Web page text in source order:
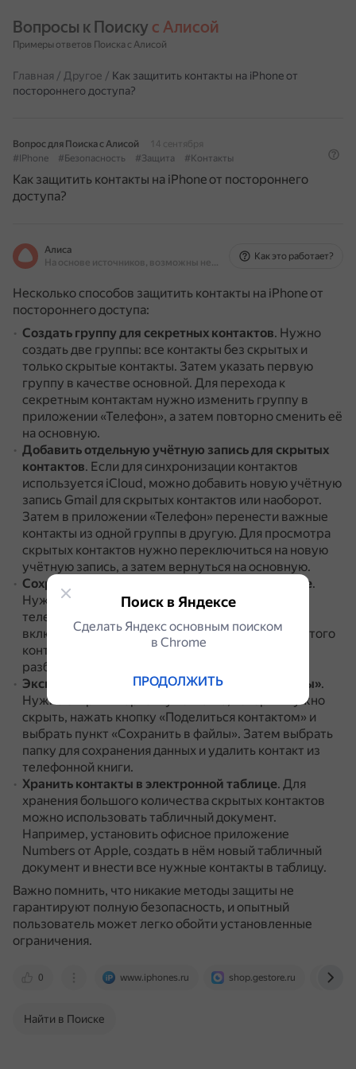
Вопросы к Поиску с Алисой
Примеры ответов Поиска с Алисой
Главная / Другое / Как защитить контакты на iPhone от
постороннего доступа?
Вопрос для Поиска с Алисой
14 сентября
#IPhone
#Безопасность #Защита #Контакты
Как защитить контакты на iPhone от постороннего
доступа?
Алиса
На основе источников, возможны неточности
Как это работает?
Несколько способов защитить контакты на iPhone от
постороннего доступа:
Создать группу для секретных контактов. Нужно
создать две группы: все контакты без скрытых и
только скрытые контакты. Затем указать первую
группу в качестве основной. Для перехода к
секретным контактам нужно изменить группу в
приложении «Телефон», а затем повторно сменить её
на основную.
Добавить отдельную учётную запись для скрытых
контактов. Если для синхронизации контактов
используется iCloud, можно добавить новую учётную
запись Gmail для скрытых контактов или наоборот.
Затем в приложении «Телефон» перенести важные
контакты из одной группы в другую. Для просмотра
скрытых контактов нужно переключиться на новую
учётную запись, а затем вернуться на основную.
Сохранить контакт в заблокированной заметке.
Нужно создать новую заметку, записать в неё
телефон с кодом страны и оператора, а затем
включить защиту паролем.Для просмотра скрытого
контакта потребуется найти нужную заметку и
разблокировать её.
Экспортировать контакт в приложение «Файлы».
Нужно открыть карточку контакта, который нужно
скрыть, нажать кнопку «Поделиться контактом» и
выбрать пункт «Сохранить в файлы». Затем выбрать
папку для сохранения данных и удалить контакт из
телефонной книги.
Хранить контакты в электронной таблице. Для
хранения большого количества скрытых контактов
можно использовать табличный документ.
Например, установить офисное приложение
Numbers от Apple, создать в нём новый табличный
документ и внести все нужные контакты в таблицу.
Важно помнить, что никакие методы защиты не
гарантируют полную безопасность, и опытный
пользователь может легко обойти установленные
ограничения.
0 www.iphones.ru shop.gestore.ru
Найти в Поиске
Поиск в Яндексе
Сделать Яндекс основным поиском
в Сhrome
ПРОДОЛЖИТЬ